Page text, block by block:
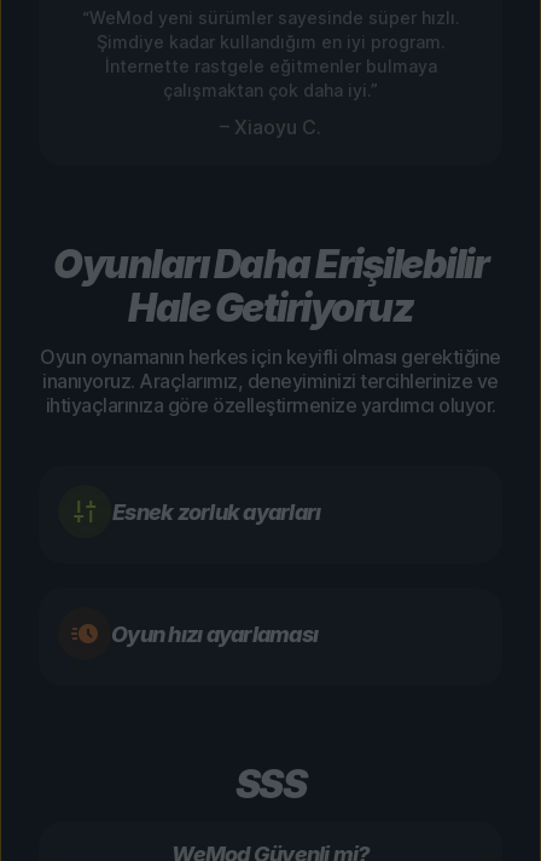
“WeMod yeni sürümler sayesinde süper hızlı.
Şimdiye kadar kullandığım en iyi program.
İnternette rastgele eğitmenler bulmaya
çalışmaktan çok daha iyi.”
– Xiaoyu C.
Oyunları Daha Erişilebilir
Hale Getiriyoruz
Oyun oynamanın herkes için keyifli olması gerektiğine
inanıyoruz. Araçlarımız, deneyiminizi tercihlerinize ve
ihtiyaçlarınıza göre özelleştirmenize yardımcı oluyor.
Esnek zorluk ayarları
Oyun hızı ayarlaması
SSS
WeMod Güvenli mi?